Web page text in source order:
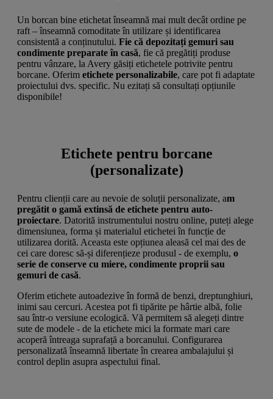
Un borcan bine etichetat înseamnă mai mult decât ordine pe
raft – înseamnă comoditate în utilizare și identificarea
consistentă a conținutului. Fie că depozitați gemuri sau
condimente preparate în casă, fie că pregătiți produse
pentru vânzare, la Avery găsiți etichetele potrivite pentru
borcane. Oferim etichete personalizabile, care pot fi adaptate
proiectului dvs. specific. Nu ezitați să consultați opțiunile
disponibile!
Etichete pentru borcane
(personalizate)
Pentru clienții care au nevoie de soluții personalizate, am
pregătit o gamă extinsă de etichete pentru auto-
proiectare. Datorită instrumentului nostru online, puteți alege
dimensiunea, forma și materialul etichetei în funcție de
utilizarea dorită. Aceasta este opțiunea aleasă cel mai des de
cei care doresc să-și diferențieze produsul - de exemplu, o
serie de conserve cu miere, condimente proprii sau
gemuri de casă.
Oferim etichete autoadezive în formă de benzi, dreptunghiuri,
inimi sau cercuri. Acestea pot fi tipărite pe hârtie albă, folie
sau într-o versiune ecologică. Vă permitem să alegeți dintre
sute de modele - de la etichete mici la formate mari care
acoperă întreaga suprafață a borcanului. Configurarea
personalizată înseamnă libertate în crearea ambalajului și
control deplin asupra aspectului final.